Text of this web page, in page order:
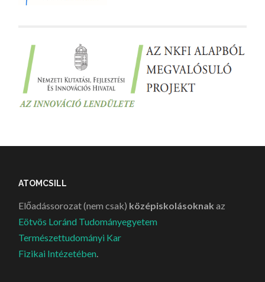
ATOMCSILL
Előadássorozat (nem csak) középiskolásoknak az
Eötvös Loránd Tudományegyetem
Természettudományi Kar
Fizikai Intézetében.